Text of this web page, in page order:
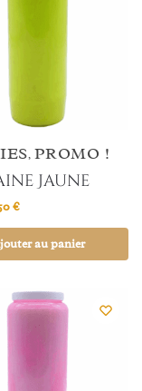
,PROMO !
Jaune
€
au panier